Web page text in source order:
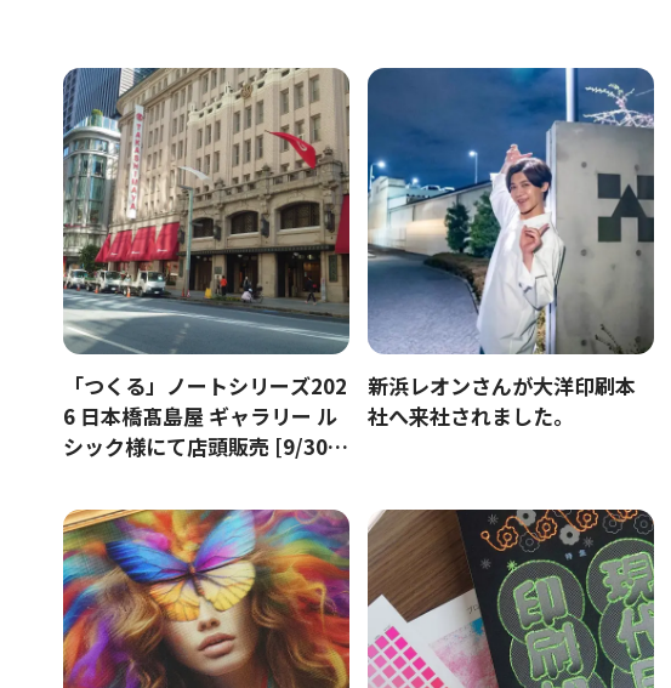
「つくる」ノートシリーズ202
6 日本橋髙島屋 ギャラリー ル
シック様にて店頭販売 [9/30～
新浜レオンさんが大洋印刷本
社へ来社されました。